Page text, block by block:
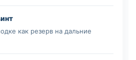
как резерв на дальние